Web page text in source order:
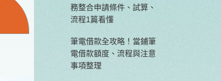
務整合申請條件、試算、
流程1篇看懂
筆電借款全攻略！當鋪筆
電借款額度、流程與注意
事項整理